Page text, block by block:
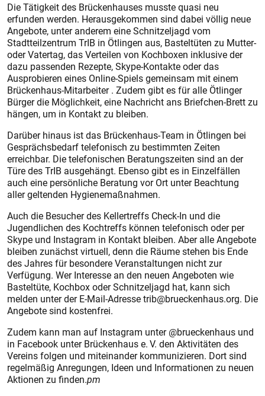
Die Tätigkeit des Brückenhauses musste quasi neu
erfunden werden. Herausgekommen sind dabei völlig neue
Angebote, unter anderem eine Schnitzeljagd vom
Stadtteilzentrum TrIB in Ötlingen aus, Basteltüten zu Mutter-
oder Vatertag, das Verteilen von Kochboxen inklusive der
dazu passenden Rezepte, Skype-Kontakte oder das
Ausprobieren eines Online-Spiels gemeinsam mit einem
Brückenhaus-Mitarbeiter . Zudem gibt es für alle Ötlinger
Bürger die Möglichkeit, eine Nachricht ans Briefchen-Brett zu
hängen, um in Kontakt zu bleiben.
Darüber hinaus ist das Brückenhaus-Team in Ötlingen bei
Gesprächsbedarf telefonisch zu bestimmten Zeiten
erreichbar. Die telefonischen Beratungszeiten sind an der
Türe des TrIB ausgehängt. Ebenso gibt es in Einzelfällen
auch eine persönliche Beratung vor Ort unter Beachtung
aller geltenden Hygienemaßnahmen.
Auch die Besucher des Kellertreffs Check-In und die
Jugendlichen des Kochtreffs können telefonisch oder per
Skype und Instagram in Kontakt bleiben. Aber alle Angebote
bleiben zunächst virtuell, denn die Räume stehen bis Ende
des Jahres für besondere Veranstaltungen nicht zur
Verfügung. Wer Interesse an den neuen Angeboten wie
Basteltüte, Kochbox oder Schnitzeljagd hat, kann sich
melden unter der E-Mail-Adresse trib@brueckenhaus.org. Die
Angebote sind kostenfrei.
Zudem kann man auf Instagram unter @brueckenhaus und
in Facebook unter Brückenhaus e. V. den Aktivitäten des
Vereins folgen und miteinander kommunizieren. Dort sind
regelmäßig Anregungen, Ideen und Informationen zu neuen
Aktionen zu finden.pm